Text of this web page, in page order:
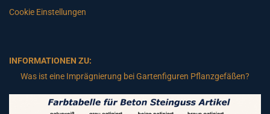
Cookie Einstellungen
INFORMATIONEN ZU:
Was ist eine Imprägnierung bei Gartenfiguren Pflanzgefäßen?